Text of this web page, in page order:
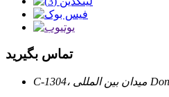
تماس بگیرید